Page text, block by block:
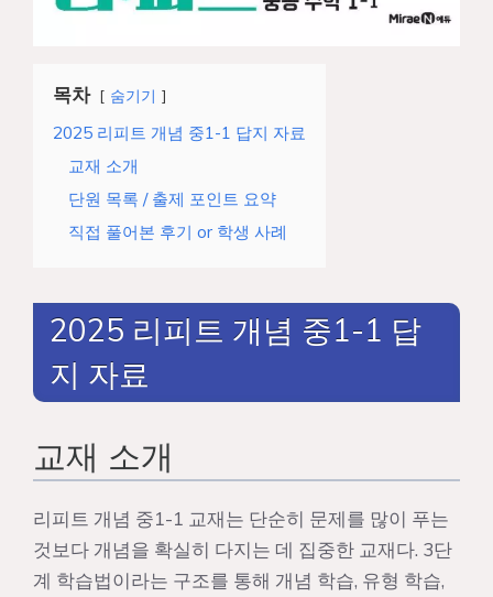
목차 숨기기
2025 리피트 개념 중1-1 답지 자료
교재 소개
단원 목록 / 출제 포인트 요약
직접 풀어본 후기 or 학생 사례
2025 리피트 개념 중1-1 답
지 자료
교재 소개
리피트 개념 중1-1 교재는 단순히 문제를 많이 푸는
것보다 개념을 확실히 다지는 데 집중한 교재다. 3단
계 학습법이라는 구조를 통해 개념 학습, 유형 학습,